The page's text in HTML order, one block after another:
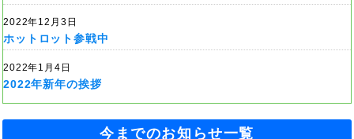
2022年12月3日
ホットロット参戦中
2022年1月4日
2022年新年の挨拶
今までのお知らせ一覧